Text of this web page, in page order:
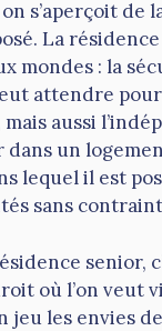
s’aperçoit de
La
mondes : la
attendre
aussi
dans un
lequel il est
sans
senior,
où l’on veut
jeu les envies